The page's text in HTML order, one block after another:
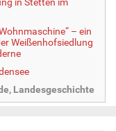
– ein
Weißenhofsiedlung
Landesgeschichte